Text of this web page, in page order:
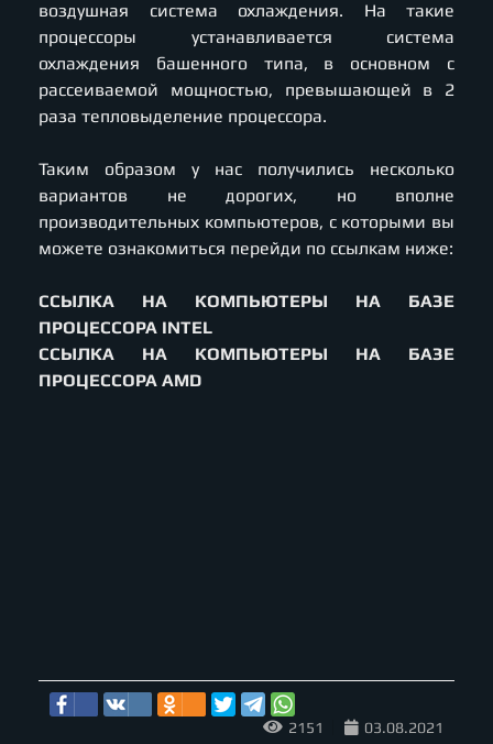
воздушная система охлаждения. На такие
процессоры устанавливается система
охлаждения башенного типа, в основном с
рассеиваемой мощностью, превышающей в 2
раза тепловыделение процессора.
Таким образом у нас получились несколько
вариантов не дорогих, но вполне
производительных компьютеров, с которыми вы
можете ознакомиться перейди по ссылкам ниже:
ССЫЛКА НА КОМПЬЮТЕРЫ НА БАЗЕ
ПРОЦЕССОРА INTEL
ССЫЛКА НА КОМПЬЮТЕРЫ НА БАЗЕ
ПРОЦЕССОРА AMD
2151 03.08.2021